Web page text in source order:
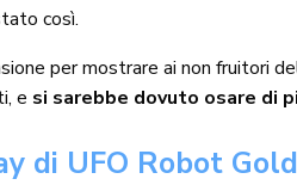
così.
per mostrare ai non fruitori
e si sarebbe dovuto osare di
di UFO Robot